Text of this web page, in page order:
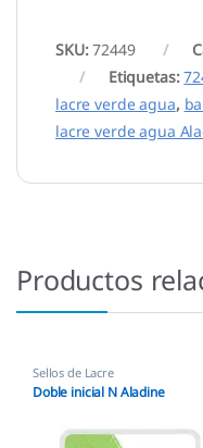
SKU:72449
Etiquetas:
lacre verde agua,
lacre verde agua
Productos
Sellos de Lacre
Doble inicial N Aladine